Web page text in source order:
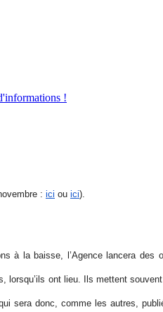
!
: ici ou ici)
à la baisse, l’Agence lancera des
lorsqu’ils ont lieu. Ils mettent
sera donc, comme les autres,